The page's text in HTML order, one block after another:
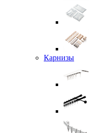
Карнизы